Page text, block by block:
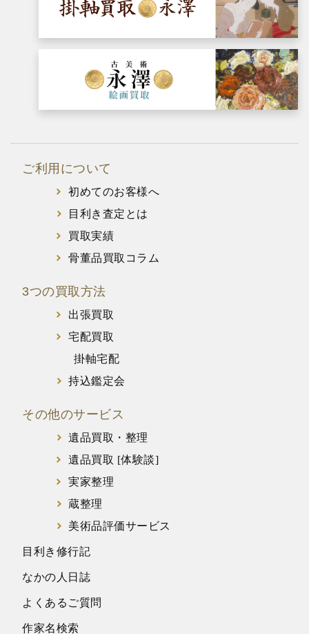
ご利用について
初めてのお客様へ
目利き査定とは
買取実績
骨董品買取コラム
3つの買取方法
出張買取
宅配買取
掛軸宅配
持込鑑定会
その他のサービス
遺品買取・整理
遺品買取 [体験談]
実家整理
蔵整理
美術品評価サービス
目利き修行記
なかの人日誌
よくあるご質問
作家名検索